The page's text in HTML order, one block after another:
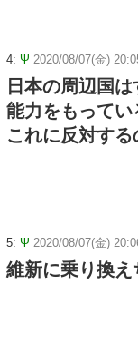
4: Ψ 2020/08/07(金)
日本の周辺国
能力をもってい
これに反対す
5: Ψ 2020/08/07(金)
維新に乗り換え